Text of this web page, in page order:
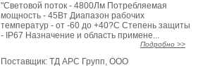
"Световой поток - 4800Лм Потребляемая
мощность - 45Вт Диапазон рабочих
температур - от -60 до +40?С Степень защиты
- IP67 Назначение и область примене...
Подробно >>
Поставщик:ТД АРС Групп, ООО